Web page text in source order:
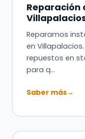
Reparación
Reparamos
en
repuestos en
para q…
Saber más→